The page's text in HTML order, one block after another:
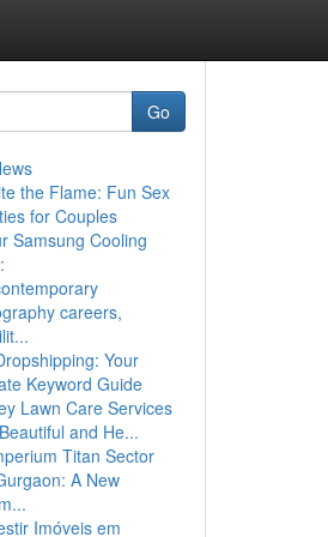
Go
the Flame: Fun Sex
for Couples
Samsung Cooling
careers,
Your
Keyword Guide
Lawn Care Services
and He...
Titan Sector
A New
Imóveis em